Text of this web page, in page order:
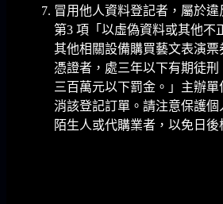
冒用他人資料登記者，屬於違
第3 項「以虛偽資料或其他不
其他相關設備購買藝文表演
憑證者，處三年以下有期徒
三百萬元以下罰金。」主辦
消該登記訂單。請注意保護
陌生人或代購業者，以免日後